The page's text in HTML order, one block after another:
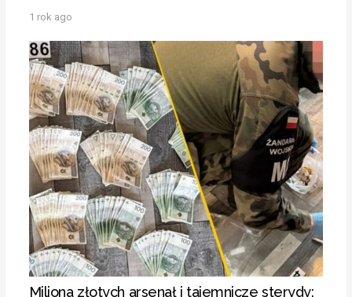
1 rok ago
Miliona złotych arsenał i tajemnicze sterydy: